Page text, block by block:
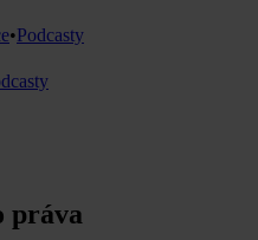
•Podcasty
práva